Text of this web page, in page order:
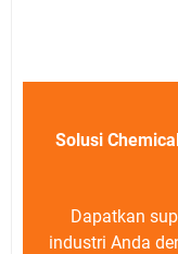
Solusi
Dapatkan
industri Anda